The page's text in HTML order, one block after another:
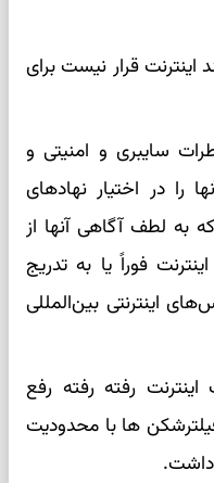
اینترنت قرار نیست برای
سایبری و امنیتی و
را در اختیار نهادهای
به لطف آگاهی آنها از
فوراً یا به تدریج
اینترنتی بین‌المللی
اینترنت رفته رفته رفع
ها با محدودیت